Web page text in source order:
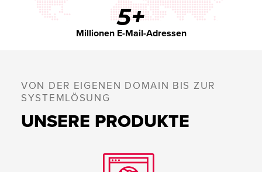
5+
Millionen E-Mail-Adressen
VON DER EIGENEN DOMAIN BIS ZUR
SYSTEMLÖSUNG
UNSERE PRODUKTE